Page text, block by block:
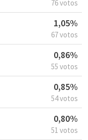
76 votos
1,05%
67 votos
0,86%
55 votos
0,85%
54 votos
0,80%
51 votos